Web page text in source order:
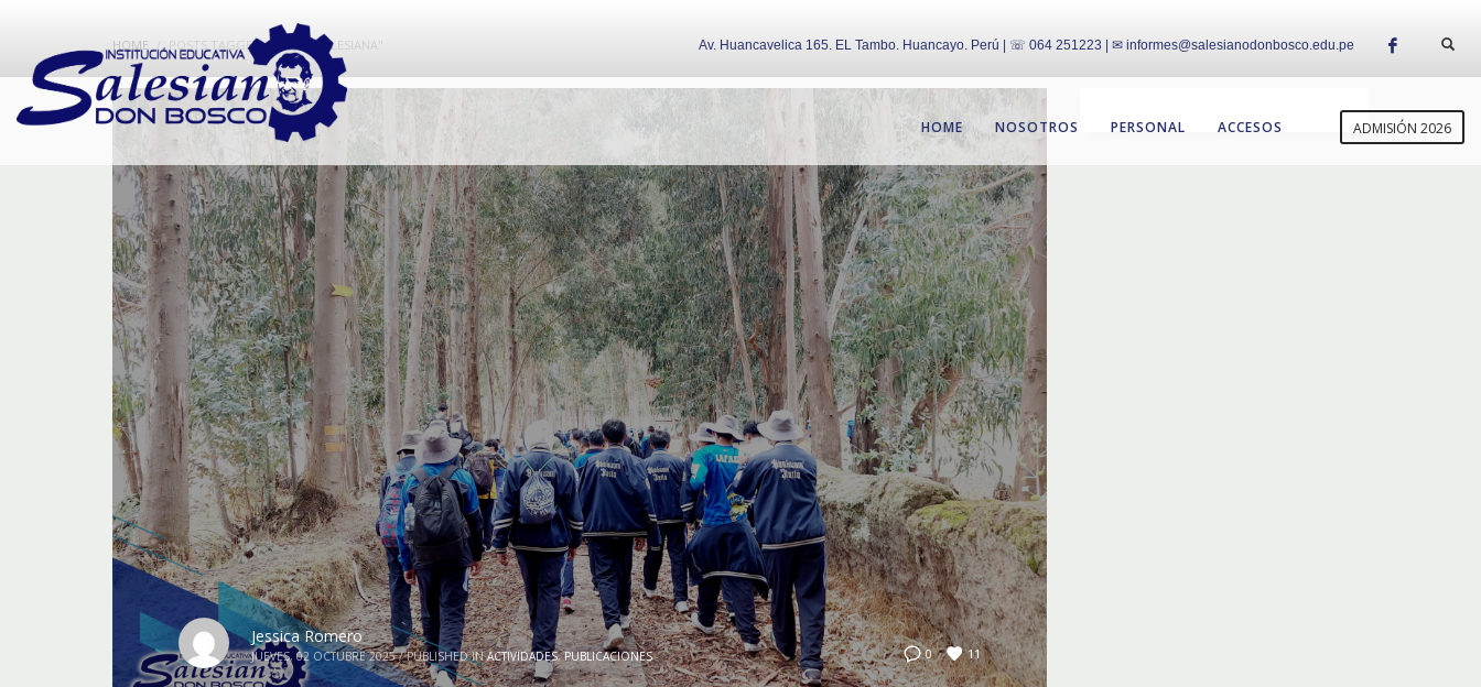
Av. Huancavelica 165. EL Tambo. Huancayo. Perú | ☏ 064 251223 | ✉ informes@salesianodonbosco.edu.pe
HOME NOSOTROS PERSONAL ACCESOS ADMISIÓN 2026
HOME POSTS TAGGED "FAMILIASALESIANA"
0 11
Jessica Romero
JUEVES, 02 OCTUBRE 2025 / PUBLISHED IN ACTIVIDADES,PUBLICACIONES